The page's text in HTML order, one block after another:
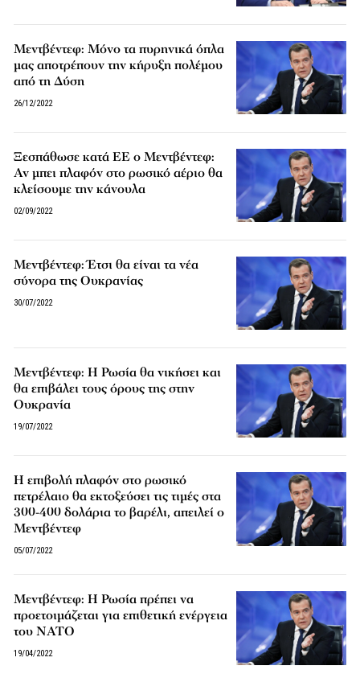
Μεντβέντεφ: Μόνο τα πυρηνικά όπλα
μας αποτρέπουν την κήρυξη πολέμου
από τη Δύση
26/12/2022
Ξεσπάθωσε κατά ΕΕ ο Μεντβέντεφ:
Αν μπει πλαφόν στο ρωσικό αέριο θα
κλείσουμε την κάνουλα
02/09/2022
Μεντβέντεφ: Έτσι θα είναι τα νέα
σύνορα της Ουκρανίας
30/07/2022
Μεντβέντεφ: Η Ρωσία θα νικήσει και
θα επιβάλει τους όρους της στην
Ουκρανία
19/07/2022
Η επιβολή πλαφόν στο ρωσικό
πετρέλαιο θα εκτοξεύσει τις τιμές στα
300-400 δολάρια το βαρέλι, απειλεί ο
Μεντβέντεφ
05/07/2022
Μεντβέντεφ: Η Ρωσία πρέπει να
προετοιμάζεται για επιθετική ενέργεια
του ΝΑΤΟ
19/04/2022